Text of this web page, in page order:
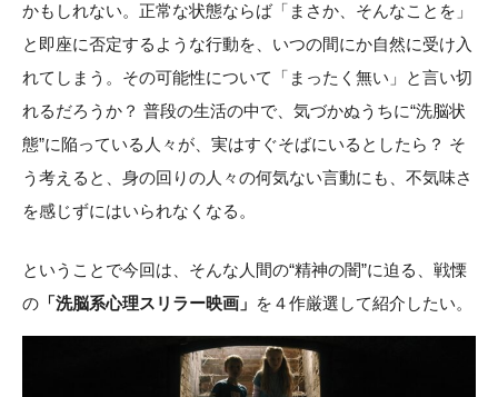
かもしれない。正常な状態ならば「まさか、そんなことを」
と即座に否定するような行動を、いつの間にか自然に受け入
れてしまう。その可能性について「まったく無い」と言い切
れるだろうか？ 普段の生活の中で、気づかぬうちに“洗脳状
態”に陥っている人々が、実はすぐそばにいるとしたら？ そ
う考えると、身の回りの人々の何気ない言動にも、不気味さ
を感じずにはいられなくなる。
ということで今回は、そんな人間の“精神の闇”に迫る、戦慄
の 「洗脳系心理スリラー映画」 を４作厳選して紹介したい。